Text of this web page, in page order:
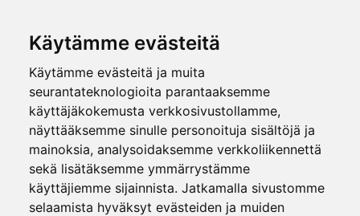
Käytämme evästeitä
Käytämme evästeitä ja muita
seurantateknologioita parantaaksemme
käyttäjäkokemusta verkkosivustollamme,
näyttääksemme sinulle personoituja sisältöjä ja
mainoksia, analysoidaksemme verkkoliikennettä
sekä lisätäksemme ymmärrystämme
käyttäjiemme sijainnista. Jatkamalla sivustomme
selaamista hyväksyt evästeiden ja muiden